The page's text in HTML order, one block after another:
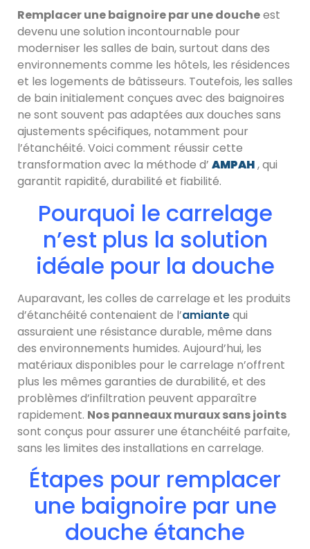
Remplacer une baignoire par une doucheest
devenu une solution incontournable pour
moderniser les salles de bain, surtout dans des
environnements comme les hôtels, les résidences
et les logements de bâtisseurs. Toutefois, les salles
de bain initialement conçues avec des baignoires
ne sont souvent pas adaptées aux douches sans
ajustements spécifiques, notamment pour
l’étanchéité. Voici comment réussir cette
transformation avec la méthode d’ AMPAH, qui
garantit rapidité, durabilité et fiabilité.
Pourquoi le carrelage
n’est plus la solution
idéale pour la douche
Auparavant, les colles de carrelage et les produits
d’étanchéité contenaient de l’amiantequi
assuraient une résistance durable, même dans
des environnements humides. Aujourd’hui, les
matériaux disponibles pour le carrelage n’offrent
plus les mêmes garanties de durabilité, et des
problèmes d’infiltration peuvent apparaître
rapidement. Nos panneaux muraux sans joints
sont conçus pour assurer une étanchéité parfaite,
sans les limites des installations en carrelage.
Étapes pour remplacer
une baignoire par une
douche étanche